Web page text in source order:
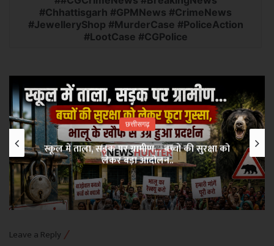
#Chhattisgarh #GPMNews #CrimeNews
#JewelleryShop #MurderCase #PoliceAction
#LootCase #CGPolice
छत्तीसगढ़
स्कूल में ताला, सड़क पर ग्रामीण… बच्चों की सुरक्षा को
लेकर बड़ा आंदोलन..
Leave a Reply